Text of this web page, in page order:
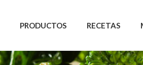
PRODUCTOS RECETAS